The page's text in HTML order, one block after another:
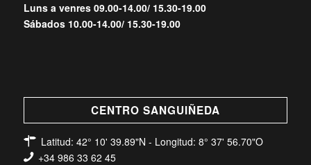
Luns a venres 09.00-14.00/ 15.30-19.00
Sábados 10.00-14.00/ 15.30-19.00
CENTRO SANGUIÑEDA
Latitud: 42° 10' 39.89"N - Longitud: 8° 37' 56.70"O
+34 986 33 62 45